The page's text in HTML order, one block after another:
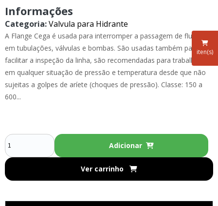
iten(s)
Informações
Categoria:Valvula para Hidrante
A Flange Cega é usada para interromper a passagem de fluidos
em tubulações, válvulas e bombas. São usadas também para
facilitar a inspeção da linha, são recomendadas para trabalhos
em qualquer situação de pressão e temperatura desde que não
sujeitas a golpes de aríete (choques de pressão). Classe: 150 a
600...
Adicionar
Ver carrinho